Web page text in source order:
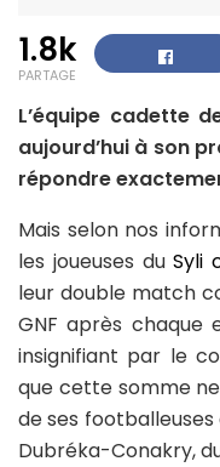
1.8k
PARTAGE
L’équipe cadette
aujourd’hui à son
répondre
Mais selon nos
les joueuses duSyli
leur double match
GNF après chaque
insignifiant par le
que cette somme
de ses
Dubréka-Conakry,